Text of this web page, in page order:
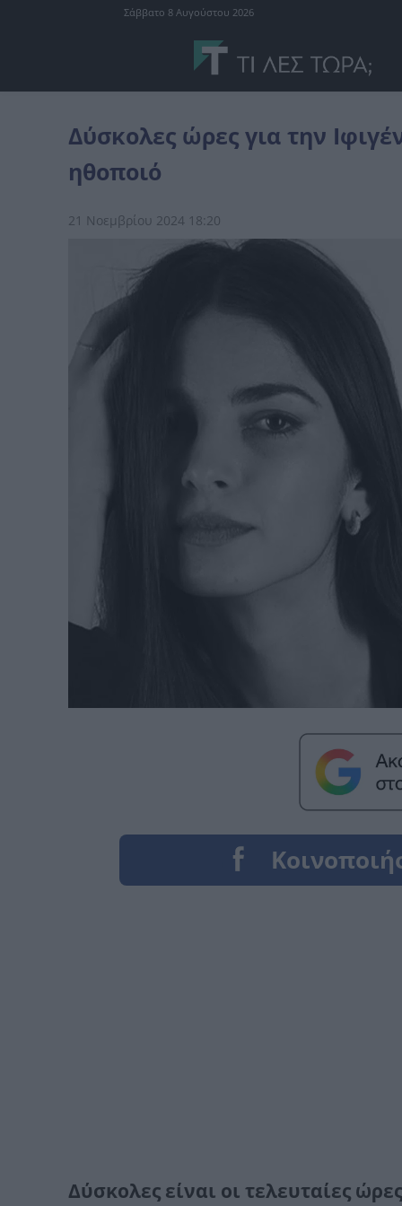
Σάββατο 8 Αυγούστου 2026
Δύσκολες ώρες για την
ηθοποιό
21 Νοεμβρίου 2024 18:20
Δύσκολες είναι οι τελευταίες